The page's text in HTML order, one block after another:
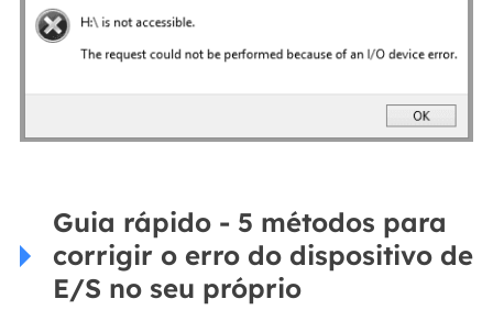
Guia rápido - 5 métodos para
corrigir o erro do dispositivo de
E/S no seu próprio